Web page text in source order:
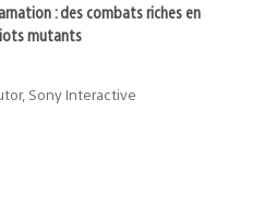
: des combats riches en
mutants
Sony Interactive